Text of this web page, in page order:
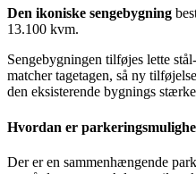
Den ikoniske sengebygning
13.100 kvm.
Sengebygningen tilføjes lette
matcher tagetagen, så ny
den eksisterende bygnings
Hvordan er
Der er en sammenhængende